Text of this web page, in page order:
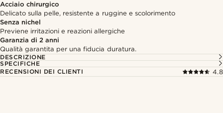
Acciaio chirurgico
Delicato sulla pelle, resistente a ruggine e scolorimento
Senza nichel
Previene irritazioni e reazioni allergiche
Garanzia di 2 anni
Qualità garantita per una fiducia duratura.
DESCRIZIONE
SPECIFICHE
RECENSIONI DEI CLIENTI
4.8